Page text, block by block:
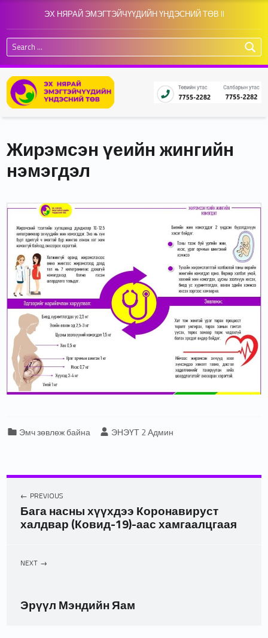
ЭХ НЯРАЙ ЭМЭГТЭЙЧҮҮДИЙН ҮНДЭСНИЙ ТӨВ II
Search for:
Жирэмсэн үеийн жингийн
нэмэгдэл
Categorized in:
Эмч зөвлөж байна Written by:
ЭНЭҮТ 2 Админ
PREVIOUS
Бага насны хүүхдээ Коронавируст
халдвар (Ковид-19)-аас хамгаалцгаая
NEXT
Эрүүл Мэндийн Яам